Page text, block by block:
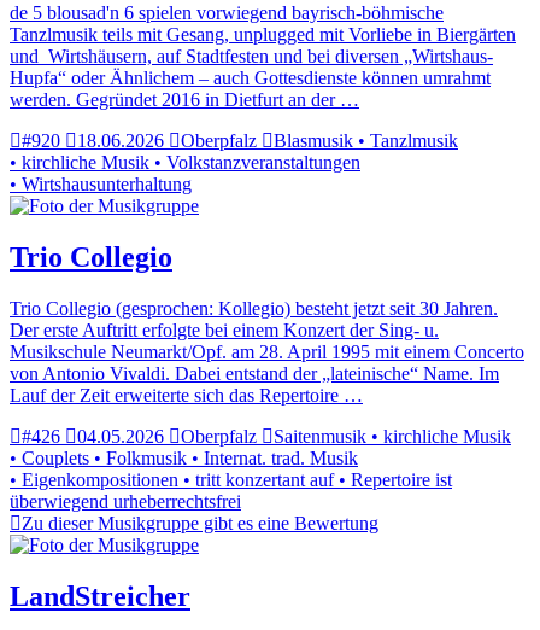
de 5 blousad'n 6 spielen vorwiegend bayrisch-böhmische
Tanzlmusik teils mit Gesang, unplugged mit Vorliebe in Biergärten
und Wirtshäusern, auf Stadtfesten und bei diversen „Wirtshaus-
Hupfa“ oder Ähnlichem – auch Gottesdienste können umrahmt
werden. Gegründet 2016 in Dietfurt an der …
#920
18.06.2026 Oberpfalz
Blasmusik • Tanzlmusik
• kirchliche Musik • Volkstanzveranstaltungen
• Wirtshausunterhaltung
Trio Collegio
Trio Collegio (gesprochen: Kollegio) besteht jetzt seit 30 Jahren.
Der erste Auftritt erfolgte bei einem Konzert der Sing- u.
Musikschule Neumarkt/Opf. am 28. April 1995 mit einem Concerto
von Antonio Vivaldi. Dabei entstand der „lateinische“ Name. Im
Lauf der Zeit erweiterte sich das Repertoire …
#426
04.05.2026 Oberpfalz
Saitenmusik • kirchliche Musik
• Couplets • Folkmusik • Internat. trad. Musik
• Eigenkompositionen • tritt konzertant auf • Repertoire ist
überwiegend urheberrechtsfrei
Zu dieser Musikgruppe gibt es eine Bewertung
LandStreicher